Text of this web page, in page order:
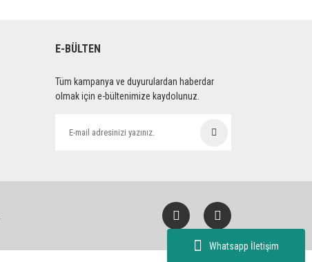
Whatsapp İletişim
E-BÜLTEN
Tüm kampanya ve duyurulardan haberdar
olmak için e-bültenimize kaydolunuz.